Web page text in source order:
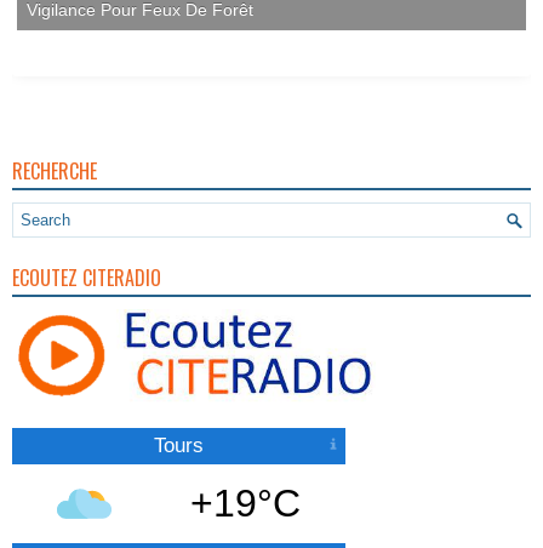
Vigilance Pour Feux De Forêt
RECHERCHE
ECOUTEZ CITERADIO
Tours
+19°C